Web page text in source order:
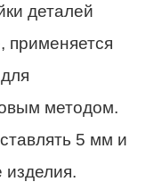
деталей
применяется
методом.
5 мм и